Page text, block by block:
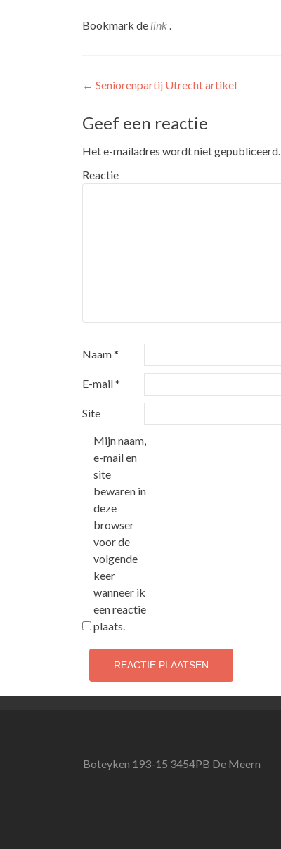
Bookmark de link .
Bericht navigatie
← Seniorenpartij Utrecht artikel
Geef een reactie
Het e-mailadres wordt niet gepubliceerd.
Reactie
Naam*
E-mail*
Site
Mijn naam,
e-mail en
site
bewaren in
deze
browser
voor de
volgende
keer
wanneer ik
een reactie
plaats.
Boteyken 193-15 3454PB De Meern